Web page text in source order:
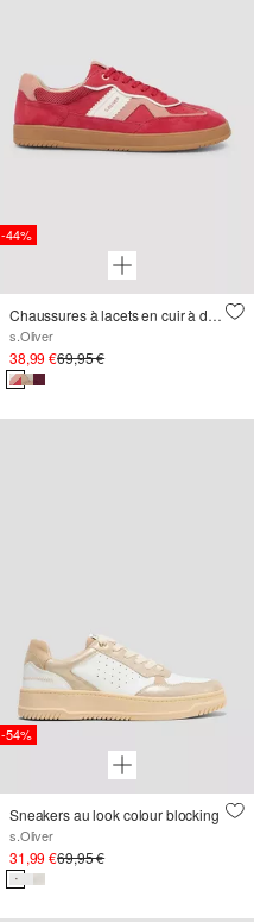
-44%
Chaussures à lacets en cuir à détails contrastants
s.Oliver
38,99 €69,95 €
-54%
Sneakers au look colour blocking
s.Oliver
31,99 €69,95 €